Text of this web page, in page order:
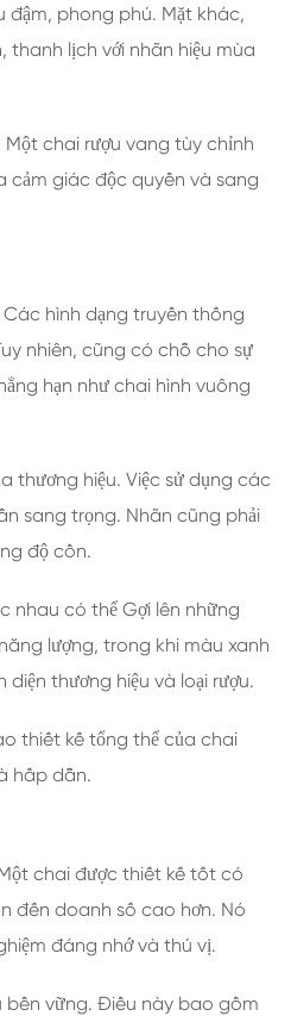
phong phú. Mặt khác,
lịch với nhãn hiệu mùa
chai rượu vang tùy chỉnh
cảm giác độc quyền và sang
hình dạng truyền thống
nhiên, cũng có chỗ cho sự
hạn như chai hình vuông
thương hiệu. Việc sử dụng các
sang trọng. Nhãn cũng phải
độ cồn.
nhau có thể Gợi lên những
lượng, trong khi màu xanh
thương hiệu và loại rượu.
thiết kế tổng thể của chai
hấp dẫn.
chai được thiết kế tốt có
đến doanh số cao hơn. Nó
đáng nhớ và thú vị.
bền vững. Điều này bao gồm